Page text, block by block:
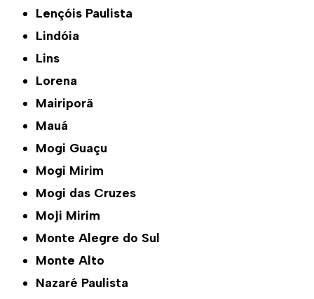
Lençóis Paulista
Lindóia
Lins
Lorena
Mairiporã
Mauá
Mogi Guaçu
Mogi Mirim
Mogi das Cruzes
Moji Mirim
Monte Alegre do Sul
Monte Alto
Nazaré Paulista